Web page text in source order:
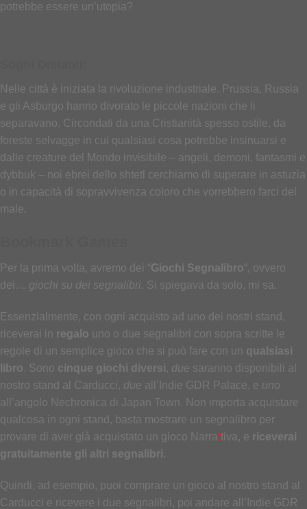
potrebbe essere un’utopia?
Nelle città è iniziata la rivoluzione industriale. Prussia, Russia
e gli Asburgo hanno divorato le piccole nazioni che li
separavano. Circondati da una Cristianità spesso ostile, da
foreste selvagge in cui qualsiasi cosa potrebbe insinuarsi e
dalle creature del Mondo invisibile – angeli, demoni, fantasmi e
dybbuk – noi ebrei dello shtetl cerchiamo di superare in astuzia
o in capacità di sopravvivenza coloro che vorrebbero farci del
male.
Per la prima volta, avremo dei “ Giochi Segnalibro“, ovvero
dei… giochi su dei segnalibri. Si spiegava da solo, mi sa.
Essenzialmente, con ogni acquisto ad uno dei nostri stand,
riceverai in regalo uno o due segnalibri con sopra scritte le
regole di un semplice gioco che si può fare con un qualsiasi
libro. Sono cinque giochi diversi, due saranno disponibili al
nostro stand al Carducci, due all’Indie GDR Palace, e uno
all’angolo Nechronica di Japan Town. Non importa acquistare
qualcosa in ogni stand, basta mostrare un segnalibro per
provare di aver già acquistato un gioco Narrattiva, e riceverai
gratuitamente gli altri segnalibri.
Quindi, ad esempio, puoi comprare un gioco al nostro stand al
Carducci e ricevere i due segnalibri, poi andare all’Indie GDR